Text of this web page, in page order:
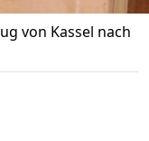
von Kassel nach